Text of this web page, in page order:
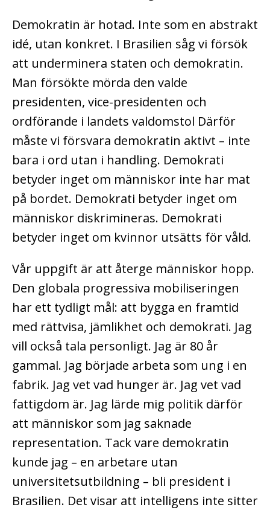
Demokratin är hotad. Inte som en abstrakt
idé, utan konkret. I Brasilien såg vi försök
att underminera staten och demokratin.
Man försökte mörda den valde
presidenten, vice-presidenten och
ordförande i landets valdomstol Därför
måste vi försvara demokratin aktivt – inte
bara i ord utan i handling. Demokrati
betyder inget om människor inte har mat
på bordet. Demokrati betyder inget om
människor diskrimineras. Demokrati
betyder inget om kvinnor utsätts för våld.
Vår uppgift är att återge människor hopp.
Den globala progressiva mobiliseringen
har ett tydligt mål: att bygga en framtid
med rättvisa, jämlikhet och demokrati. Jag
vill också tala personligt. Jag är 80 år
gammal. Jag började arbeta som ung i en
fabrik. Jag vet vad hunger är. Jag vet vad
fattigdom är. Jag lärde mig politik därför
att människor som jag saknade
representation. Tack vare demokratin
kunde jag – en arbetare utan
universitetsutbildning – bli president i
Brasilien. Det visar att intelligens inte sitter